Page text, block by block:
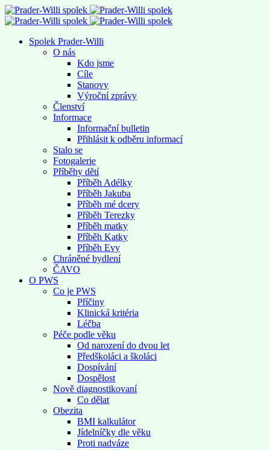
Spolek Prader-Willi
O nás
Kdo jsme
Cíle
Stanovy
Výroční zprávy
Členství
Informace
Informační bulletin
Přihlásit k odběru informací
Stalo se
Fotogalerie
Příběhy dětí
Příběh Adélky
Příběh Jakuba
Příběh mé dcery
Příběh Terezky
Příběh matky
Příběh Katky
Příběh Evy
Chráněné bydlení
ČAVO
O PWS
Co je PWS
Příčiny
Klinická kritéria
Léčba
Péče podle věku
Od narození do dvou let
Předškoláci a školáci
Dospívání
Dospělost
Nově diagnostikovaní
Co dělat
Obezita
BMI kalkulátor
Jídelníčky dle věku
Proti nadváze